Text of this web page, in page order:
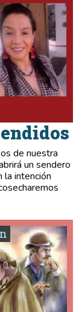
de nuestra
un sendero
la intención